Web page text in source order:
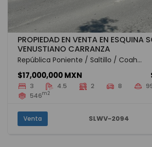
PROPIEDAD EN VENTA EN ESQUINA
VENUSTIANO CARRANZA
República Poniente / Saltillo / Coah...
$17,000,000 MXN
3 4.5 2 8
546m2
Venta SLWV-2094